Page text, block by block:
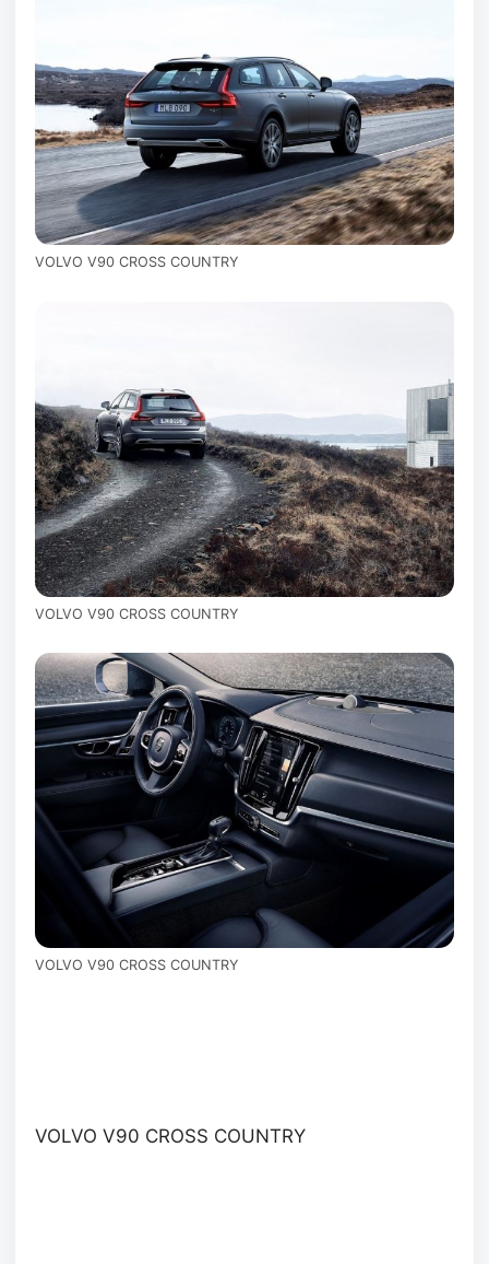
VOLVO V90 CROSS COUNTRY
VOLVO V90 CROSS COUNTRY
VOLVO V90 CROSS COUNTRY
VOLVO V90 CROSS COUNTRY